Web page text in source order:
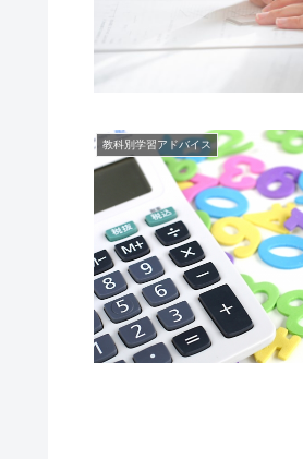
教科別学習アドバイス